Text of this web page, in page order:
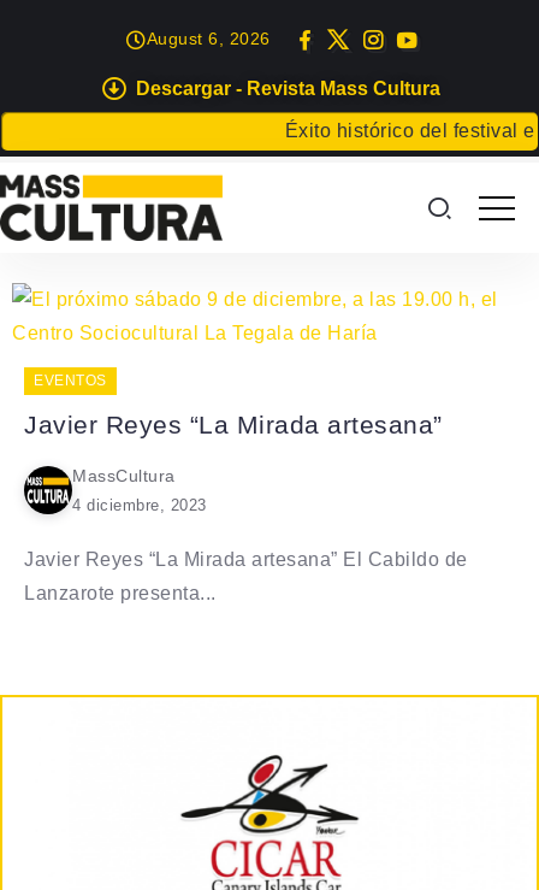
Descargar - Revista Mass Cultura
Éxito histórico del festival
August 6, 2026
EVENTOS
Javier Reyes “La Mirada artesana”
MassCultura
4 diciembre, 2023
Javier Reyes “La Mirada artesana” El Cabildo de
Lanzarote presenta...